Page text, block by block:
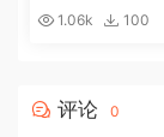
解压即撸|[74G/百
1.06k 100
评论 0